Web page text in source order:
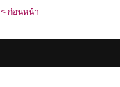
< ก่อนหน้า